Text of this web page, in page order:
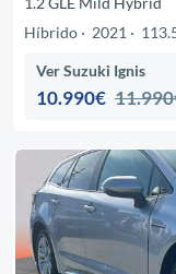
Híbrido
2021
Ver Suzuki Ignis
10.990€